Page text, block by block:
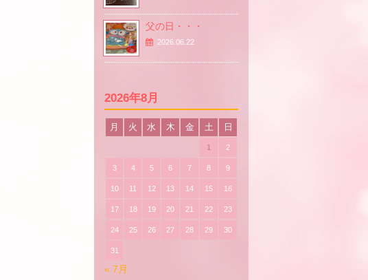
父の日・・・
2026.06.22
2026年8月
月 火 水 木 金 土 日
1 2
3 4 5 6 7 8 9
10 11 12 13 14 15 16
17 18 19 20 21 22 23
24 25 26 27 28 29 30
31
« 7月